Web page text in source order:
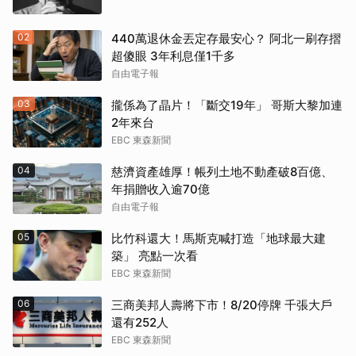
02
440萬退休金丟定存最安心？ 阿北一刷存摺
超傻眼 3年利息僅1千多
自由電子報
03
攏係為了晶片！「斷交19年」 哥斯大黎加連
2年來台
EBC 東森新聞
04
慈濟資產雄厚！帳列土地不動產破8百億、
年捐贈收入逾70億
自由電子報
05
比竹科還大！馬斯克喊打造「地球最大建
築」 亮點一次看
EBC 東森新聞
06
三商美邦人壽將下市！8/20停牌 千張大戶
還有252人
EBC 東森新聞